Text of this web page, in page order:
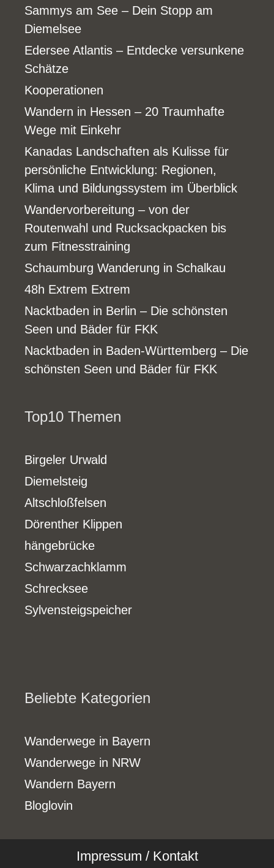
Sammys am See – Dein Stopp am
Diemelsee
Edersee Atlantis – Entdecke versunkene
Schätze
Kooperationen
Wandern in Hessen – 20 Traumhafte
Wege mit Einkehr
Kanadas Landschaften als Kulisse für
persönliche Entwicklung: Regionen,
Klima und Bildungssystem im Überblick
Wandervorbereitung – von der
Routenwahl und Rucksackpacken bis
zum Fitnesstraining
Schaumburg Wanderung in Schalkau
48h Extrem Extrem
Nacktbaden in Berlin – Die schönsten
Seen und Bäder für FKK
Nacktbaden in Baden-Württemberg – Die
schönsten Seen und Bäder für FKK
Top10 Themen
Birgeler Urwald
Diemelsteig
Altschloßfelsen
Dörenther Klippen
hängebrücke
Schwarzachklamm
Schrecksee
Sylvensteigspeicher
Beliebte Kategorien
Wanderwege in Bayern
Wanderwege in NRW
Wandern Bayern
Bloglovin
Impressum / Kontakt